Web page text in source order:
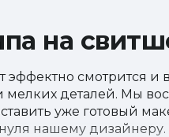
на
смотрится и
деталей. Мы
уже готовый
нашему дизайнеру.